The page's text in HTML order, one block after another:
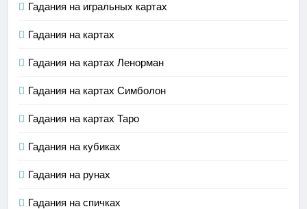
Гадания на игральных картах
Гадания на картах
Гадания на картах Ленорман
Гадания на картах Симболон
Гадания на картах Таро
Гадания на кубиках
Гадания на рунах
Гадания на спичках